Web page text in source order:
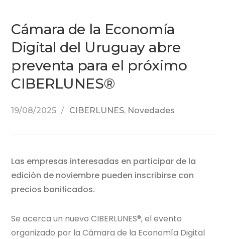
Cámara de la Economía
Digital del Uruguay abre
preventa para el próximo
CIBERLUNES®
19/08/2025 CIBERLUNES, Novedades
Las empresas interesadas en participar de la
edición de noviembre pueden inscribirse con
precios bonificados.
Se acerca un nuevo CIBERLUNES®, el evento
organizado por la Cámara de la Economía Digital